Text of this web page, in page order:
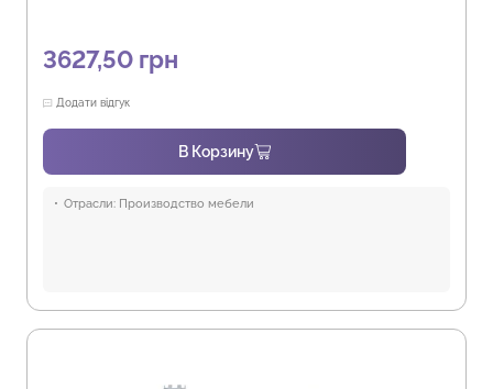
3627,50 грн
Додати відгук
В Корзину
Отрасли: Производство мебели